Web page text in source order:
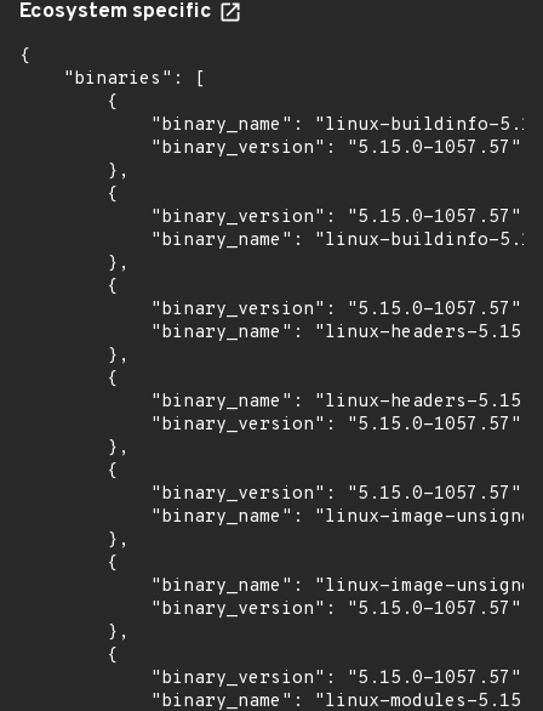
Ecosystem specific
{
    "binaries": [
        {
"binary_name": "linux-buildinfo-
            "binary_version": "5.15.0-1057.57"
        },
        {
            "binary_version": "5.15.0-1057.57",
"binary_name": "linux-buildinfo-
        },
        {
            "binary_version": "5.15.0-1057.57",
"binary_name": "linux-headers-
        },
        {
"binary_name": "linux-headers-
            "binary_version": "5.15.0-1057.57"
        },
        {
            "binary_version": "5.15.0-1057.57",
"binary_name": "linux-image-
        },
        {
"binary_name": "linux-image-
            "binary_version": "5.15.0-1057.57"
        },
        {
            "binary_version": "5.15.0-1057.57",
"binary_name": "linux-modules-